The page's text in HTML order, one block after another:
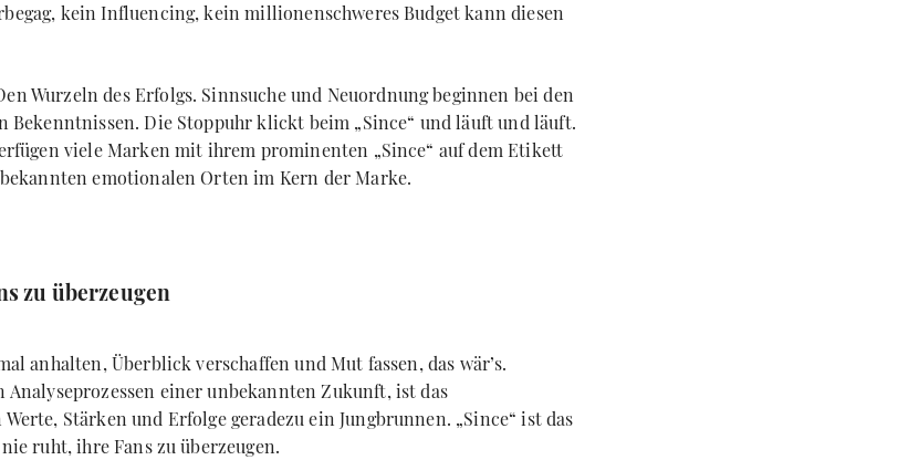
kein Influencing, kein millionenschweres Budget kann diesen
Wurzeln des Erfolgs. Sinnsuche und Neuordnung beginnen bei den
Bekenntnissen. Die Stoppuhr klickt beim „Since“ und läuft und läuft.
viele Marken mit ihrem prominenten „Since“ auf dem Etikett
emotionalen Orten im Kern der Marke.
zu überzeugen
anhalten, Überblick verschaffen und Mut fassen, das wär’s.
Analyseprozessen einer unbekannten Zukunft, ist das
Stärken und Erfolge geradezu ein Jungbrunnen. „Since“ ist das
ruht, ihre Fans zu überzeugen.